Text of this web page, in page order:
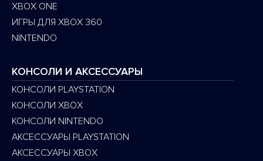
XBOX ONE
ИГРЫ ДЛЯ XBOX 360
NINTENDO
КОНСОЛИ И АКСЕССУАРЫ
КОНСОЛИ PLAYSTATION
КОНСОЛИ XBOX
КОНСОЛИ NINTENDO
АКСЕССУАРЫ PLAYSTATION
АКСЕССУАРЫ XBOX